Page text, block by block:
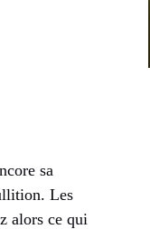
sa
Les
alors ce qui